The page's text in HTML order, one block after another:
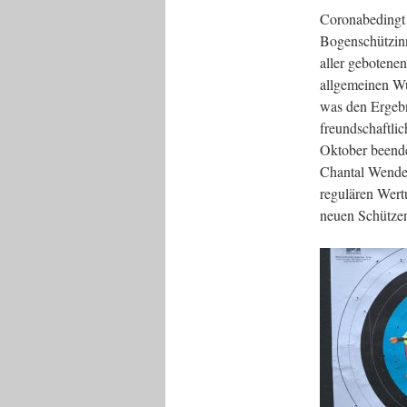
aller
allgemeinen
was den
Oktober
Chantal
regulären
neuen